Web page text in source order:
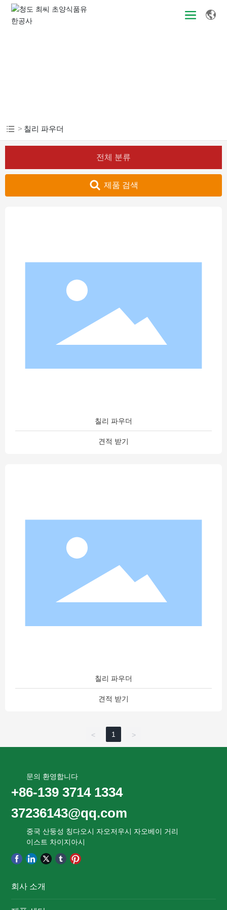
칠리 파우더
전체 분류
제품 검색
칠리 파우더
견적 받기
칠리 파우더
견적 받기
< 1 >
문의 환영합니다
+86-139 3714 1334
37236143@qq.com
중국 산둥성 칭다오시 자오저우시 자오베이 거리
이스트 차이지아시
회사 소개